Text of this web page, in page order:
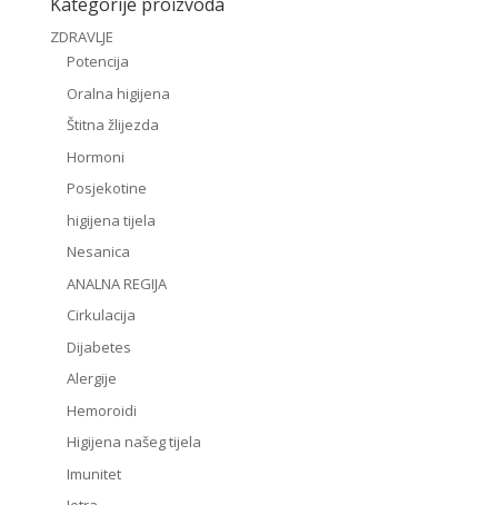
ZDRAVLJE
Potencija
Oralna higijena
Štitna žlijezda
Hormoni
Posjekotine
higijena tijela
Nesanica
ANALNA REGIJA
Cirkulacija
Dijabetes
Alergije
Hemoroidi
Higijena našeg tijela
Imunitet